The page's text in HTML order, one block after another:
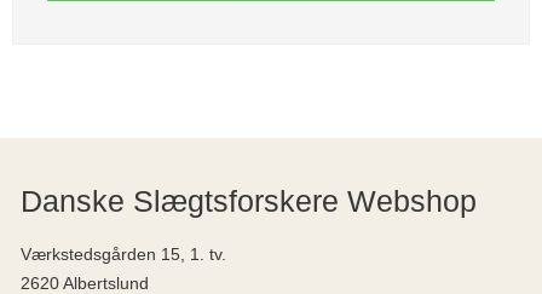
Danske Slægtsforskere Webshop
Værkstedsgården 15, 1. tv.
2620 Albertslund